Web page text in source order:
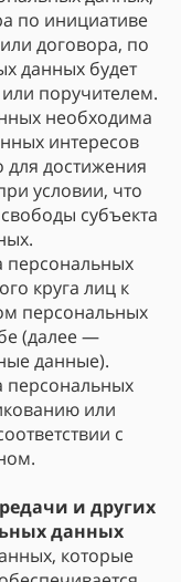
по инициативе
договора, по
данных будет
поручителем.
необходима
интересов
для достижения
условии, что
субъекта
персональных
круга лиц к
персональных
(далее —
данные).
персональных
или
с
и других
данных
которые